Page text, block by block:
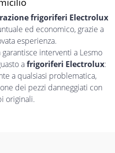
frigoriferi Electrolux
ed economico, grazie a
esperienza.
interventi a Lesmo
afrigoriferi Electrolux:
a qualsiasi problematica,
dei pezzi danneggiati con
originali.